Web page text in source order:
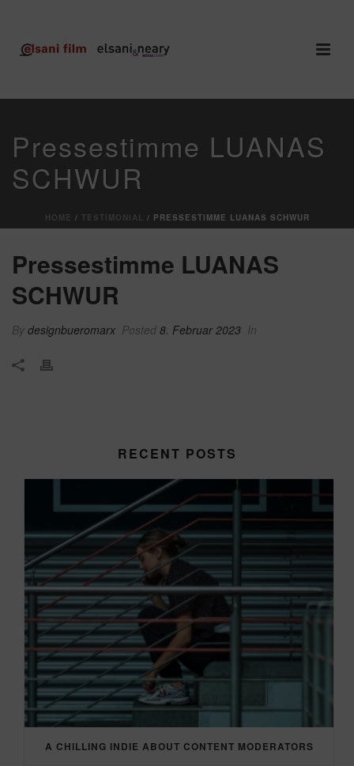
Pressestimme LUANAS
SCHWUR
HOME / TESTIMONIAL / PRESSESTIMME LUANAS SCHWUR
Pressestimme LUANAS
SCHWUR
By designbueromarx Posted 8. Februar 2023 In
RECENT POSTS
A CHILLING INDIE ABOUT CONTENT MODERATORS